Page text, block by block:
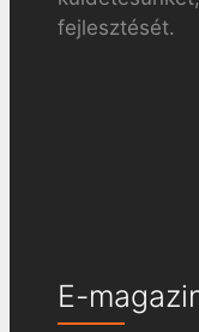
fejlesztését.
E-